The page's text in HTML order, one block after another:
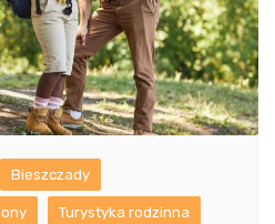
Bieszczady
Turystyka rodzinna